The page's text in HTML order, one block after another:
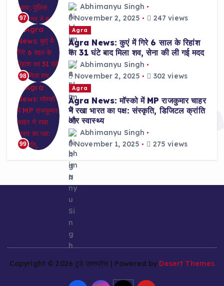
97
Abhimanyu Singh
November 2, 2025
247 views
98
Agra
Agra News: कुएं में गिरे 6 साल के रिहांश
का 31 घंटे बाद मिला शव, सेना की ली गई मदद
Abhimanyu Singh
November 2, 2025
302 views
99
Agra
Agra News: मॉस्को में MP राजकुमार चाहर
ने रखा भारत का पक्ष: संस्कृति, डिजिटल क्रांति
और स्वास्थ्य
Abhimanyu Singh
November 1, 2025
275 views
Copyright © 2026 टुडे एक्सप्रेस | Powered by Desert Themes